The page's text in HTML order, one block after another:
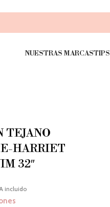
NUESTRAS MARCASTIPS
TEJANO
HARRIET
32″
incluido